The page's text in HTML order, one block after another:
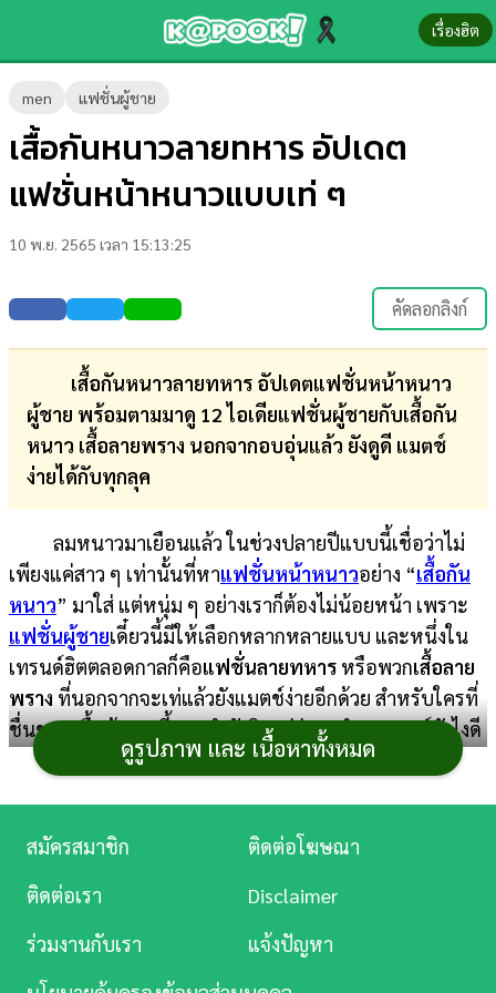
เรื่องฮิต
men แฟชั่นผู้ชาย
เสื้อกันหนาวลายทหาร อัปเดต
แฟชั่นหน้าหนาวแบบเท่ ๆ
10 พ.ย. 2565 เวลา 15:13:25
คัดลอกลิงก์
เสื้อกันหนาวลายทหาร อัปเดตแฟชั่นหน้าหนาว
ผู้ชาย พร้อมตามมาดู 12 ไอเดียแฟชั่นผู้ชายกับเสื้อกัน
หนาว เสื้อลายพราง นอกจากอบอุ่นแล้ว ยังดูดี แมตช์
ง่ายได้กับทุกลุค
ลมหนาวมาเยือนแล้ว ในช่วงปลายปีแบบนี้เชื่อว่าไม่
เพียงแค่สาว ๆ เท่านั้นที่หาแฟชั่นหน้าหนาวอย่าง “เสื้อกัน
หนาว” มาใส่ แต่หนุ่ม ๆ อย่างเราก็ต้องไม่น้อยหน้า เพราะ
แฟชั่นผู้ชายเดี๋ยวนี้มีให้เลือกหลากหลายแบบ และหนึ่งใน
เทรนด์ฮิตตลอดกาลก็คือแฟชั่นลายทหาร หรือพวกเสื้อลาย
พราง ที่นอกจากจะเท่แล้วยังแมตช์ง่ายอีกด้วย สำหรับใครที่
ชื่นชอบเสื้อผ้าลายนี้และกำลังคิดอยู่ว่าจะนำมาแมตช์ยังไงดี
กระปุกดอทคอมมี 12 ไอเดียเสื้อกันหนาวลายทหาร
มาฝาก
ทำไมลายทหารถึงกลายมาเป็นแฟชั่นได้
แฟชั่นลายทหารได้รับอิทธิพลมาจากกองทัพสหรัฐฯ
วัฒนธรรมแฟชั่นของอเมริกาในช่วงทศวรรษ 1960 และ
1970 เนื่องจากทหารที่กลับมาจากสงครามก็สวมใส่ชุดทหาร
ดูรูปภาพ และ เนื้อหาทั้งหมด
ข่าว-
ความ
รู้
บันเทิง
ตรวจ
ผล
บอล
สด
การ
เงิน
การ
ศึกษา
บันเทิง
ดู
Music
สมัครสมาชิก
ติดต่อโฆษณา
ติดต่อเรา
Disclaimer
ร่วมงานกับเรา
แจ้งปัญหา